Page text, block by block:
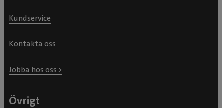
Kundservice
Kontakta oss
Jobba hos oss >
Övrigt